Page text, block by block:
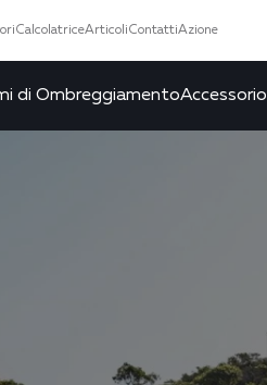
CalcolatriceArticoliContattiAzione
di OmbreggiamentoAccessorio